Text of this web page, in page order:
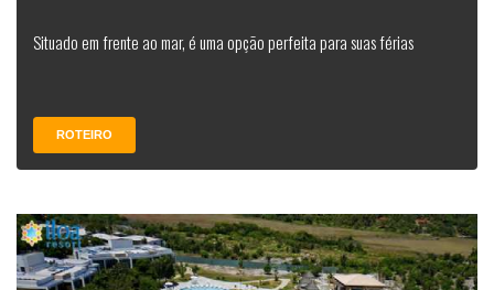
Situado em frente ao mar, é uma opção perfeita para suas férias
ROTEIRO